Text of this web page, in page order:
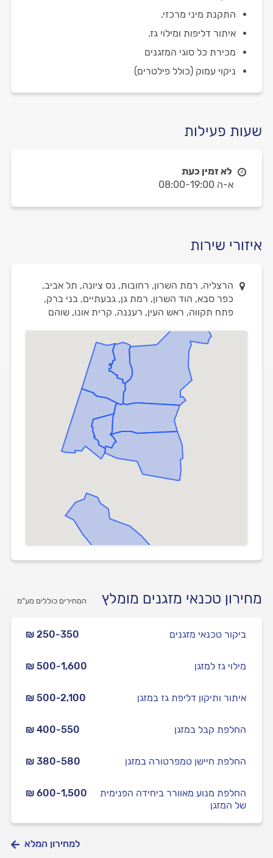
התקנת מיני מרכזי.
איתור דליפות ומילוי גז.
מכירת כל סוגי המזגנים
ניקוי עמוק (כולל פילטרים)
שעות פעילות
לא זמין כעת
א-ה 08:00-19:00
איזורי שירות
הרצליה, רמת השרון, רחובות, נס ציונה, תל אביב,
כפר סבא, הוד השרון, רמת גן, גבעתיים, בני ברק,
פתח תקווה, ראש העין, רעננה, קרית אונו, שוהם
מחירון טכנאי מזגנים מומלץ המחירים כוללים מע”מ
₪ 250-350 ביקור טכנאי מזגנים
₪ 500-1,600 מילוי גז למזגן
₪ 500-2,100 איתור ותיקון דליפת גז במזגן
₪ 400-550 החלפת קבל במזגן
₪ 380-580 החלפת חיישן טמפרטורה במזגן
₪ 600-1,500
החלפת מנוע מאוורר ביחידה הפנימית
של המזגן
למחירון המלא